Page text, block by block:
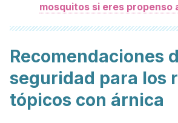
mosquitos si eres propenso
Recomendaciones
seguridad para los
tópicos con árnica